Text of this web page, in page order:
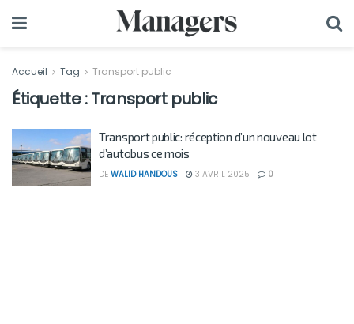
Accueil Tag Transport public
Étiquette :Transport public
Transport public: réception d’un nouveau lot
d’autobus ce mois
DE WALID HANDOUS 3 AVRIL 2025 0